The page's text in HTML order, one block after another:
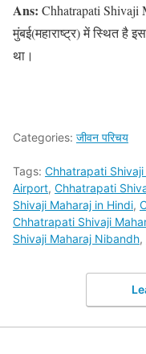
Ans: Chhatrapati Shivaji
मुंबई(महाराष्ट्र) में स्थित है
था।
Categories: जीवन परिचय
Tags: Chhatrapati
Airport, Chhatrapati
Shivaji Maharaj in Hindi,
Chhatrapati Shivaji
Shivaji Maharaj Nibandh,